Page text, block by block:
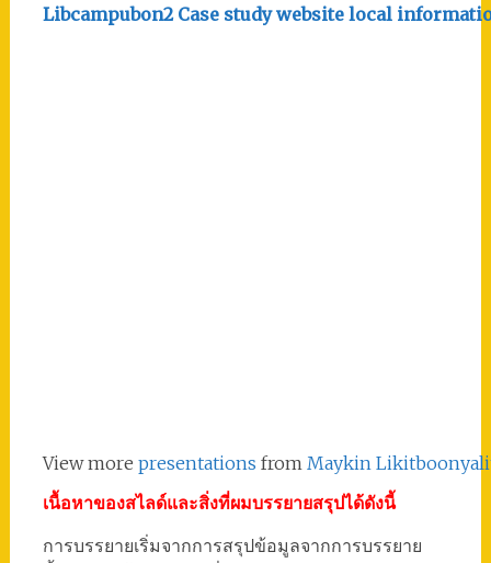
Libcampubon2 Case study website local
View more presentations from Maykin
เนื้อหาของสไลด์และสิ่งที่ผมบรรยายสรุปได้ดังนี้
การบรรยายเริ่มจากการสรุปข้อมูลจากการบรรยาย